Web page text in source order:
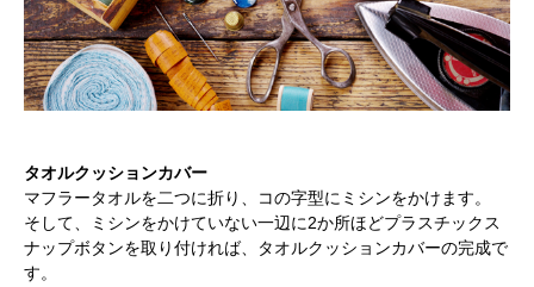
タオルクッションカバー
マフラータオルを二つに折り、コの字型にミシンをかけます。
そして、ミシンをかけていない一辺に2か所ほどプラスチックス
ナップボタンを取り付ければ、タオルクッションカバーの完成で
す。